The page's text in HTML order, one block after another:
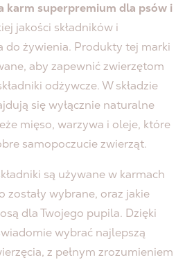
karm superpremium dla psów i
jakości składników i
do żywienia. Produkty tej marki
aby zapewnić zwierzętom
odżywcze. W składzie
się wyłącznie naturalne
mięso, warzywa i oleje, które
samopoczucie zwierząt.
są używane w karmach
zostały wybrane, oraz jakie
dla Twojego pupila. Dzięki
wybrać najlepszą
z pełnym zrozumieniem